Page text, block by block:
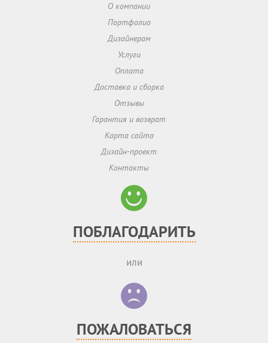
О компании
Портфолио
Дизайнерам
Услуги
Оплата
Доставка и сборка
Отзывы
Гарантия и возврат
Карта сайта
Дизайн-проект
Контакты
ПОБЛАГОДАРИТЬ
или
ПОЖАЛОВАТЬСЯ